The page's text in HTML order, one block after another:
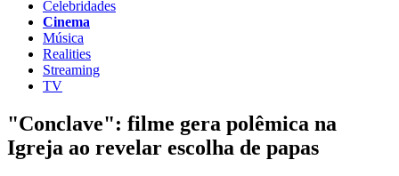
Celebridades
Cinema
Música
Realities
Streaming
TV
"Conclave": filme gera polêmica na
Igreja ao revelar escolha de papas